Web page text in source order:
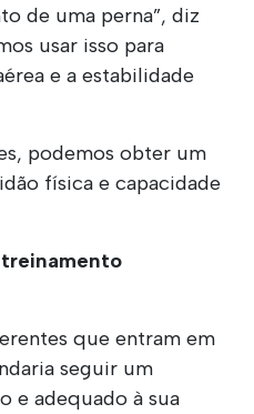
de uma perna”, diz
usar isso para
e a estabilidade
podemos obter um
física e capacidade
que entram em
seguir um
e adequado à sua